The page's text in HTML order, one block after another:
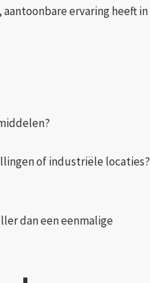
ervaring heeft in
of industriële locaties?
dan een eenmalige